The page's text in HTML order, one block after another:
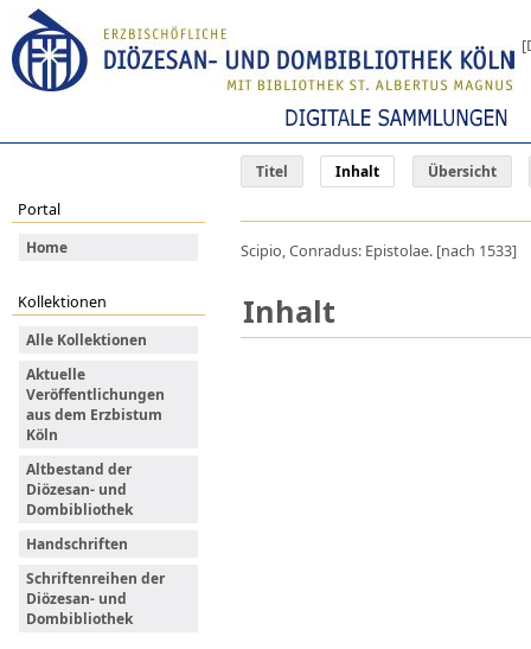
Titel Inhalt Übersicht
Portal
Home
Kollektionen
Alle Kollektionen
Aktuelle
Veröffentlichungen
aus dem Erzbistum
Köln
Altbestand der
Diözesan- und
Dombibliothek
Handschriften
Schriftenreihen der
Diözesan- und
Dombibliothek
Scipio, Conradus: Epistolae. [nach 1533]
Inhalt